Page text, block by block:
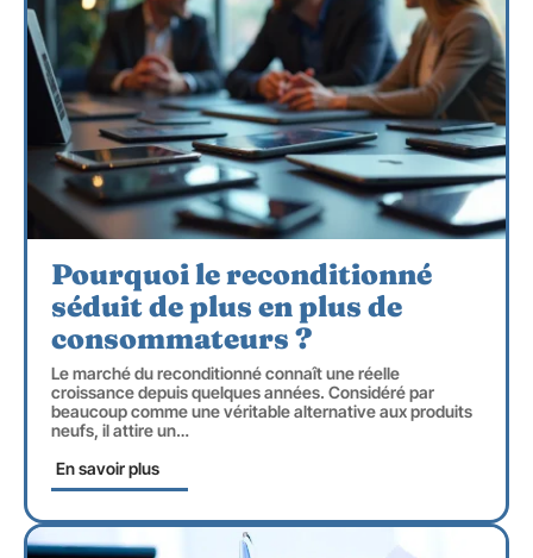
Pourquoi le reconditionné
séduit de plus en plus de
consommateurs ?
Le marché du reconditionné connaît une réelle
croissance depuis quelques années. Considéré par
beaucoup comme une véritable alternative aux produits
neufs, il attire un…
En savoir plus